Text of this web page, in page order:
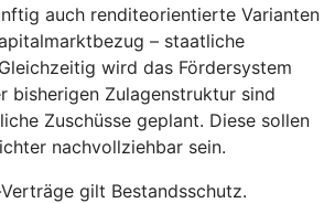
auch renditeorientierte Varianten
– staatliche
wird das Fördersystem
bisherigen Zulagenstruktur sind
Zuschüsse geplant. Diese sollen
nachvollziehbar sein.
gilt Bestandsschutz.